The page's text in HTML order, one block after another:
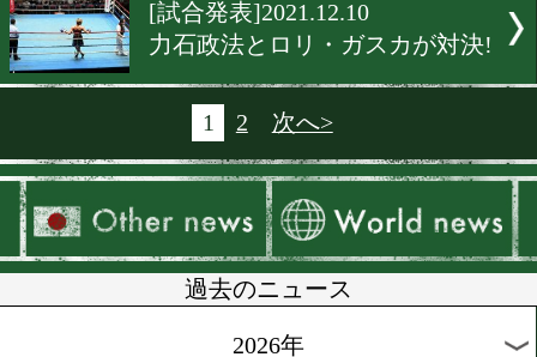
井上尚弥! 2022年はビッグ
チへ!
[会見]2021.12.15
ヘビー級のスペシャルエキ
ジョン
[世界戦速報]2021.12.14
ホープが両国国技館を盛り